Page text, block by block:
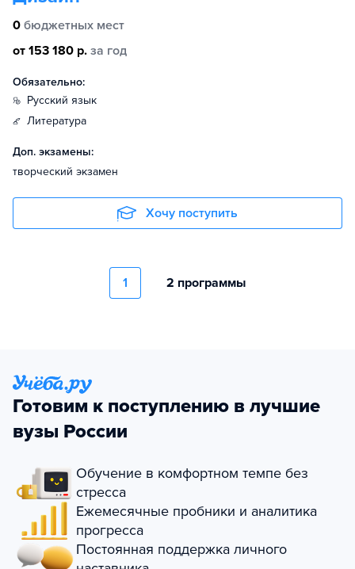
0 бюджетных мест
от 153 180 р. за год
Обязательно:
русский язык
литература
Доп. экзамены:
творческий экзамен
Хочу поступить
1 2 программы
Готовим к поступлению в лучшие
вузы России
Обучение в комфортном темпе без
стресса
Ежемесячные пробники и аналитика
прогресса
Постоянная поддержка личного